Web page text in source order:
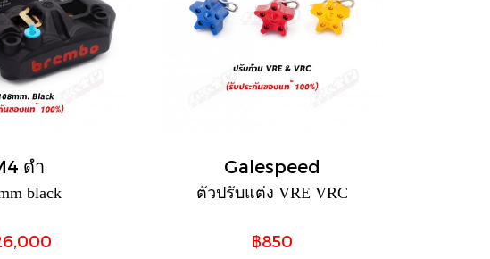
ดำ
black
Galespeed
ตัวปรับแต่ง VRE VRC
฿850